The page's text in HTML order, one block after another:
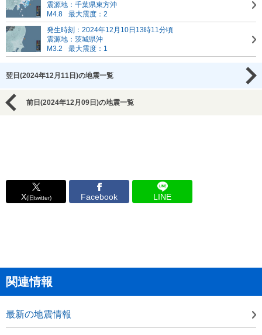
震源地：千葉県東方沖
M4.8
最大震度：2
発生時刻：2024年12月10日13時11分頃
震源地：茨城県沖
M3.2
最大震度：1
翌日(2024年12月11日)の地震一覧
前日(2024年12月09日)の地震一覧
X(旧twitter) Facebook LINE
関連情報
最新の地震情報